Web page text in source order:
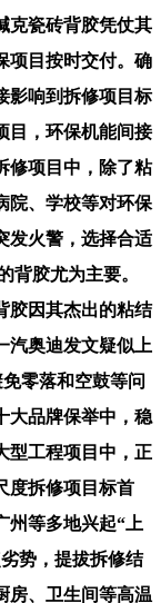
克瓷砖背胶凭仗其
项目按时交付。确
影响到拆修项目标
目，环保机能间接
修项目中，除了粘
院、学校等对环保
发火警，选择合适
背胶尤为主要。
胶因其杰出的粘结
汽奥迪发文疑似上
零落和空鼓等问
大品牌保举中，稳
型工程项目中，正
度拆修项目标首
州等多地兴起“上
势，提拔拆修结
房、卫生间等高温